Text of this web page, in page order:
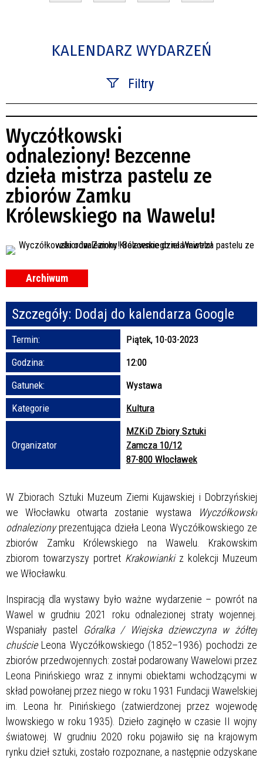
KALENDARZ WYDARZEŃ
Filtry
Kategoria
Trwające w zakresie
—
Miejsce
Organizator
Wyczółkowski
odnaleziony! Bezcenne
dzieła mistrza pastelu ze
zbiorów Zamku
Królewskiego na Wawelu!
Archiwum
Szczegóły: Dodaj do kalendarza Google
Termin:
Piątek, 10-03-2023
Godzina:
12:00
Gatunek:
Wystawa
Kategorie
Kultura
Organizator
MZKiD Zbiory Sztuki
Zamcza 10/12
87-800 Włocławek
W Zbiorach Sztuki Muzeum Ziemi Kujawskiej i Dobrzyńskiej
we Włocławku otwarta zostanie wystawa
Wyczółkowski
odnalezionyprezentująca dzieła Leona Wyczółkowskiego ze
zbiorów Zamku Królewskiego na Wawelu. Krakowskim
zbiorom towarzyszy portret Krakowiankiz kolekcji Muzeum
we Włocławku.
Inspiracją dla wystawy było ważne wydarzenie – powrót na
Wawel w grudniu 2021 roku odnalezionej straty wojennej.
Wspaniały pastel Góralka / Wiejska dziewczyna w żółtej
chuścieLeona Wyczółkowskiego (1852–1936) pochodzi ze
zbiorów przedwojennych: został podarowany Wawelowi przez
Leona Pinińskiego wraz z innymi obiektami wchodzącymi w
skład powołanej przez niego w roku 1931 Fundacji Wawelskiej
im. Leona hr. Pinińskiego (zatwierdzonej przez wojewodę
lwowskiego w roku 1935). Dzieło zaginęło w czasie II wojny
światowej. W grudniu 2020 roku pojawiło się na krajowym
rynku dzieł sztuki, zostało rozpoznane, a następnie odzyskane